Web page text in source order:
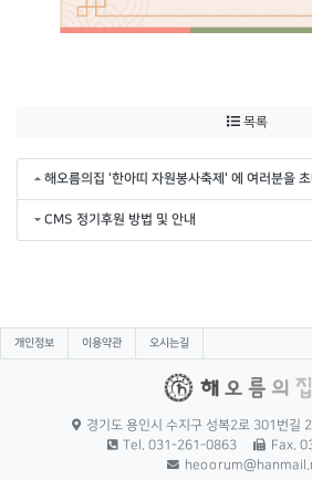
목록
해오름의집 '한아띠 자원봉사축제' 에 여러분을
CMS 정기후원 방법 및 안내
개인정보 이용약관 오시는길
경기도 용인시 수지구 성복2로 301번길
Tel. 031-261-0863
Fax.